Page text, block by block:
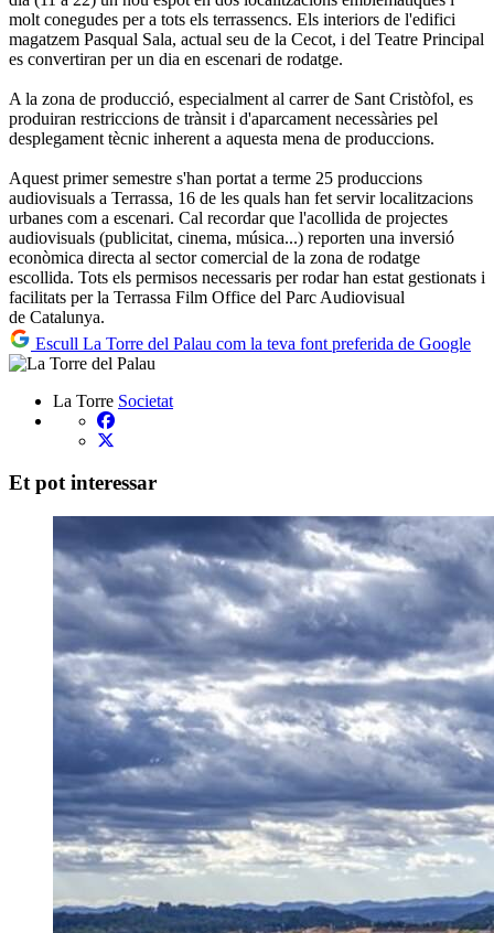
molt conegudes per a tots els terrassencs. Els interiors de l'edifici
magatzem Pasqual Sala, actual seu de la Cecot, i del Teatre Principal
es convertiran per un dia en escenari de rodatge.
A la zona de producció, especialment al carrer de Sant Cristòfol, es
produiran restriccions de trànsit i d'aparcament necessàries pel
desplegament tècnic inherent a aquesta mena de produccions.
Aquest primer semestre s'han portat a terme 25 produccions
audiovisuals a Terrassa, 16 de les quals han fet servir localitzacions
urbanes com a escenari. Cal recordar que l'acollida de projectes
audiovisuals (publicitat, cinema, música...) reporten una inversió
econòmica directa al sector comercial de la zona de rodatge
escollida. Tots els permisos necessaris per rodar han estat gestionats i
facilitats per la Terrassa Film Office del Parc Audiovisual
de Catalunya.
Escull La Torre del Palau com la teva font preferida de Google
La Torre Societat
Et pot interessar